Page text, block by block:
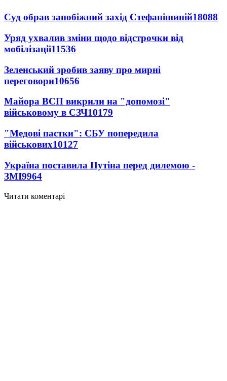
Суд обрав запобіжний захід Стефанішиній18088
Уряд ухвалив зміни щодо відстрочки від
мобілізації11536
Зеленський зробив заяву про мирні
переговори10656
Майора ВСП викрили на "допомозі"
військовому в СЗЧ10179
"Медові пастки": СБУ попередила
військових10127
Україна поставила Путіна перед дилемою -
ЗМІ9964
Читати коментарі